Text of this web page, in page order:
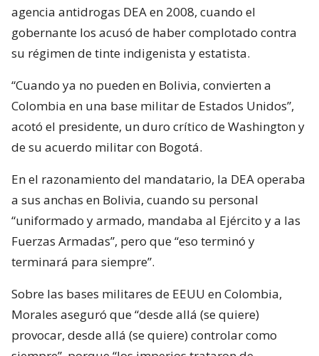
agencia antidrogas DEA en 2008, cuando el
gobernante los acusó de haber complotado contra
su régimen de tinte indigenista y estatista.
“Cuando ya no pueden en Bolivia, convierten a
Colombia en una base militar de Estados Unidos”,
acotó el presidente, un duro crítico de Washington y
de su acuerdo militar con Bogotá.
En el razonamiento del mandatario, la DEA operaba
a sus anchas en Bolivia, cuando su personal
“uniformado y armado, mandaba al Ejército y a las
Fuerzas Armadas”, pero que “eso terminó y
terminará para siempre”.
Sobre las bases militares de EEUU en Colombia,
Morales aseguró que “desde allá (se quiere)
provocar, desde allá (se quiere) controlar como